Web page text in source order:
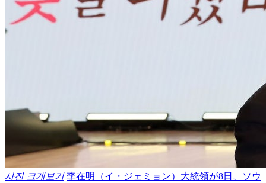
사진 크게보기 李在明（イ・ジェミョン）大統領が8日、ソウ